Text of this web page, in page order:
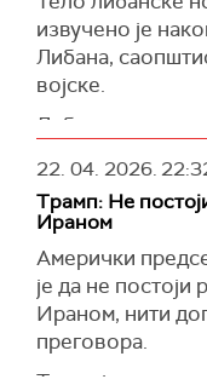
извучено је
Либана,
војске.
Либанска
спасиоци
Халил, која је
кућу у граду Ел
Новинарка Амал
Акбар",
након првог
погођен у
Министарство
22. 04. 2026.
Трамп: Не
Ираном
Амерички
је да не постоји
Ираном, нити
преговора.